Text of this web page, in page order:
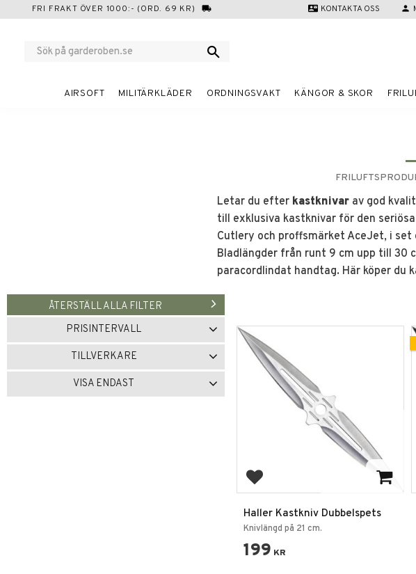
FRI FRAKT ÖVER 1000:- (ORD. 69 KR) local_shipping contact_mail KONTAKTA OSS person
AIRSOFT MILITÄRKLÄDER ORDNINGSVAKT KÄNGOR & SKOR
Letar du efter kastknivar av god
till exklusiva kastknivar för den
Cutlery och proffsmärket AceJet, i
Bladlängder från runt 9 cm upp till 30
paracordlindat handtag. Här köper du
ÅTERSTÄLL ALLA FILTER
PRISINTERVALL
69 1 999
TILLVERKARE
ACEJET
1 MDS
Mankung
8 PERFECT POINT 2
VISA ENDAST
Lägg till i favoriter
Haller Kastkniv Dubbelspets
Knivlängd på 21 cm.
199 KR